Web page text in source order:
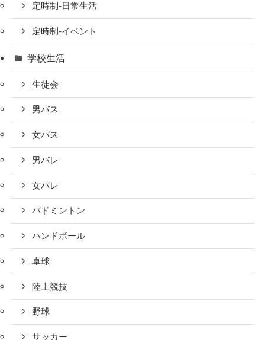
定時制-日常生活
定時制-イベント
学校生活
生徒会
男バス
女バス
男バレ
女バレ
バドミントン
ハンドボール
卓球
陸上競技
野球
サッカー